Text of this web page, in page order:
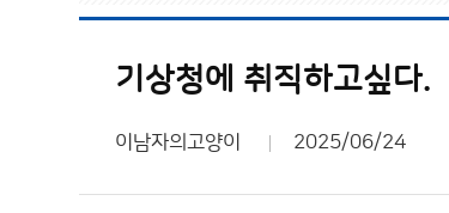
기상청에 취직하고싶다.
이남자의고양이 2025/06/24